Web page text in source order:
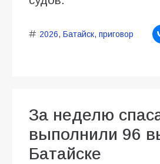
2026, Батайск, приговор
За неделю
выполнили 96
Батайске